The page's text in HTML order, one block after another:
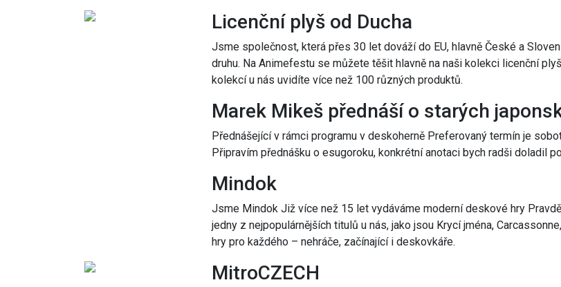
Licenční plyš od Ducha
Jsme společnost, která přes 30 let dováží do EU, hlavně České a
druhu. Na Animefestu se můžete těšit hlavně na naši kolekci licenční
kolekcí u nás uvidíte více než 100 různých produktů.
Marek Mikeš přednáší o starých
Přednášející v rámci programu v deskoherně Preferovaný termín je
Připravím přednášku o esugoroku, konkrétní anotaci bych radši doladil
Mindok
Jsme Mindok Již více než 15 let vydáváme moderní deskové hry
jedny z nejpopulárnějších titulů u nás, jako jsou Krycí jména,
hry pro každého – nehráče, začínající i deskovkáře.
MitroCZECH